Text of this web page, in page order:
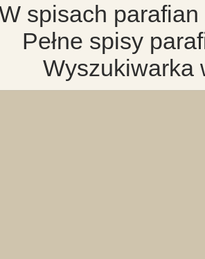
spisach
Pełne spisy
Wyszukiwarka